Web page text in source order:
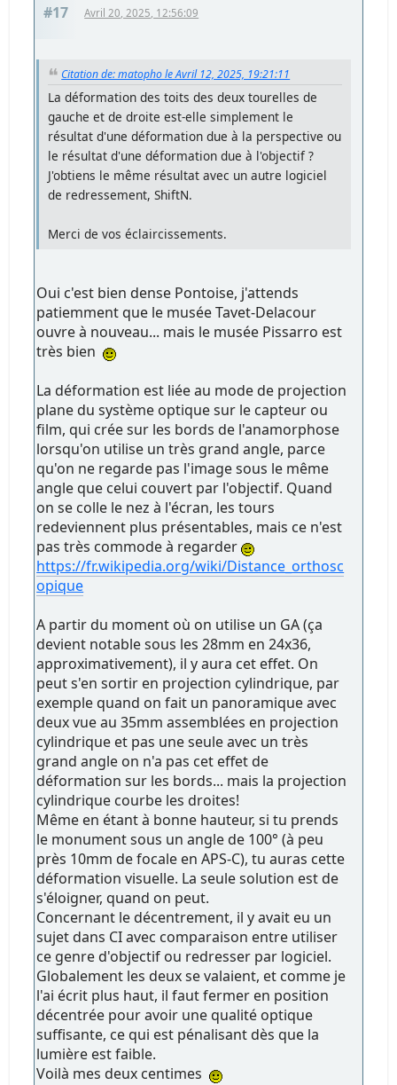
#17 Avril 20, 2025, 12:56:09
Citation de: matopho le Avril 12, 2025, 19:21:11
La déformation des toits des deux tourelles de
gauche et de droite est-elle simplement le
résultat d'une déformation due à la perspective ou
le résultat d'une déformation due à l'objectif ?
J'obtiens le même résultat avec un autre logiciel
de redressement, ShiftN.
Merci de vos éclaircissements.
Oui c'est bien dense Pontoise, j'attends
patiemment que le musée Tavet-Delacour
ouvre à nouveau... mais le musée Pissarro est
très bien
La déformation est liée au mode de projection
plane du système optique sur le capteur ou
film, qui crée sur les bords de l'anamorphose
lorsqu'on utilise un très grand angle, parce
qu'on ne regarde pas l'image sous le même
angle que celui couvert par l'objectif. Quand
on se colle le nez à l'écran, les tours
redeviennent plus présentables, mais ce n'est
pas très commode à regarder
https://fr.wikipedia.org/wiki/Distance_orthosc
opique
A partir du moment où on utilise un GA (ça
devient notable sous les 28mm en 24x36,
approximativement), il y aura cet effet. On
peut s'en sortir en projection cylindrique, par
exemple quand on fait un panoramique avec
deux vue au 35mm assemblées en projection
cylindrique et pas une seule avec un très
grand angle on n'a pas cet effet de
déformation sur les bords... mais la projection
cylindrique courbe les droites!
Même en étant à bonne hauteur, si tu prends
le monument sous un angle de 100° (à peu
près 10mm de focale en APS-C), tu auras cette
déformation visuelle. La seule solution est de
s'éloigner, quand on peut.
Concernant le décentrement, il y avait eu un
sujet dans CI avec comparaison entre utiliser
ce genre d'objectif ou redresser par logiciel.
Globalement les deux se valaient, et comme je
l'ai écrit plus haut, il faut fermer en position
décentrée pour avoir une qualité optique
suffisante, ce qui est pénalisant dès que la
lumière est faible.
Voilà mes deux centimes